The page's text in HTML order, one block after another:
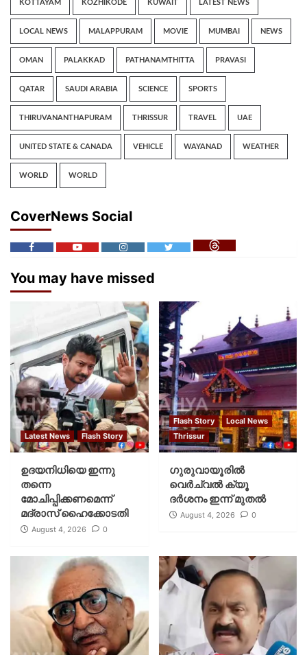
KOTTAYAM KOZHIKODE KUWAIT LATEST NEWS
LOCAL NEWS MALAPPURAM MOVIE MUMBAI NEWS
OMAN PALAKKAD PATHANAMTHITTA PRAVASI
QATAR SAUDI ARABIA SCIENCE SPORTS
THIRUVANANTHAPURAM THRISSUR TRAVEL UAE
UNITED STATE & CANADA VEHICLE WAYANAD WEATHER
WORLD WORLD
CoverNews Social
You may have missed
Latest News Flash Story
ഉദയനിധിയെ ഇന്നു
തന്നെ
മോചിപ്പിക്കണമെന്ന്
മദ്രാസ് ഹൈക്കോടതി
August 4, 2026 0
Flash Story
Local News
Thrissur
ഗുരുവായൂരില്‍
വെര്‍ച്വല്‍ ക്യൂ
ദര്‍ശനം ഇന്ന് മുതല്‍
August 4, 2026 0